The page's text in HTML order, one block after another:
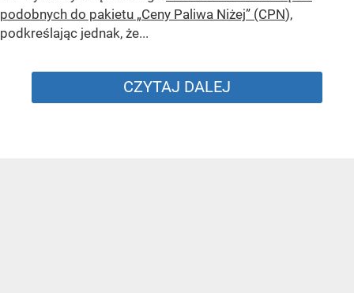
podobnych do pakietu „Ceny Paliwa Niżej” (CPN),
podkreślając jednak, że...
CZYTAJ DALEJ